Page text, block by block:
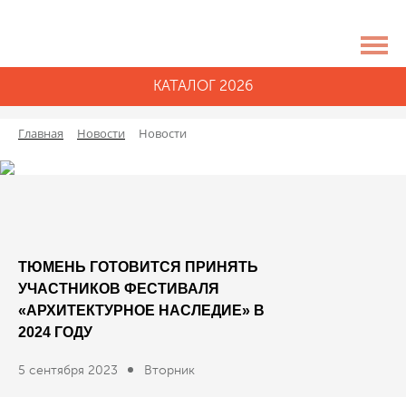
КАТАЛОГ 2026
Главная Новости Новости
ТЮМЕНЬ ГОТОВИТСЯ ПРИНЯТЬ
УЧАСТНИКОВ ФЕСТИВАЛЯ
«АРХИТЕКТУРНОЕ НАСЛЕДИЕ» В
2024 ГОДУ
5 сентября 2023 Вторник